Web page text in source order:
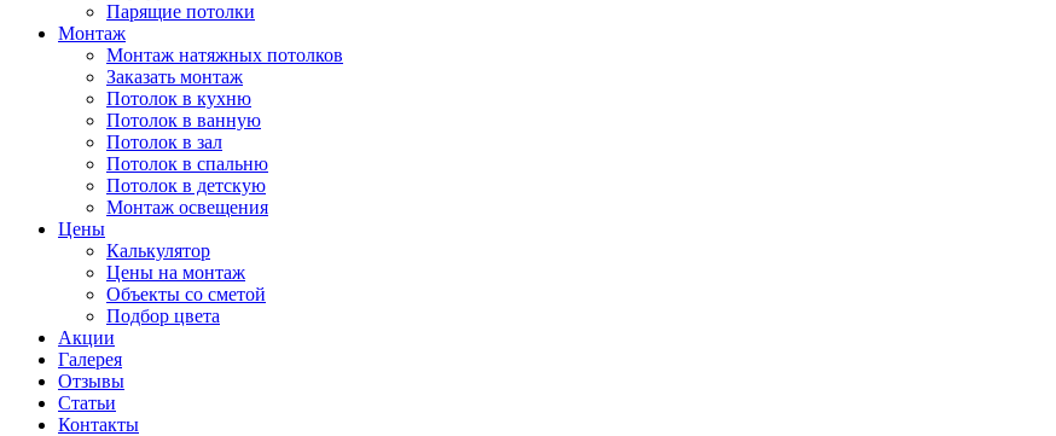
Парящие потолки
Монтаж
Монтаж натяжных потолков
Заказать монтаж
Потолок в кухню
Потолок в ванную
Потолок в зал
Потолок в спальню
Потолок в детскую
Монтаж освещения
Цены
Калькулятор
Цены на монтаж
Объекты со сметой
Подбор цвета
Акции
Галерея
Отзывы
Статьи
Контакты